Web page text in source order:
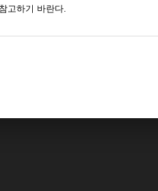
고하기 바란다.